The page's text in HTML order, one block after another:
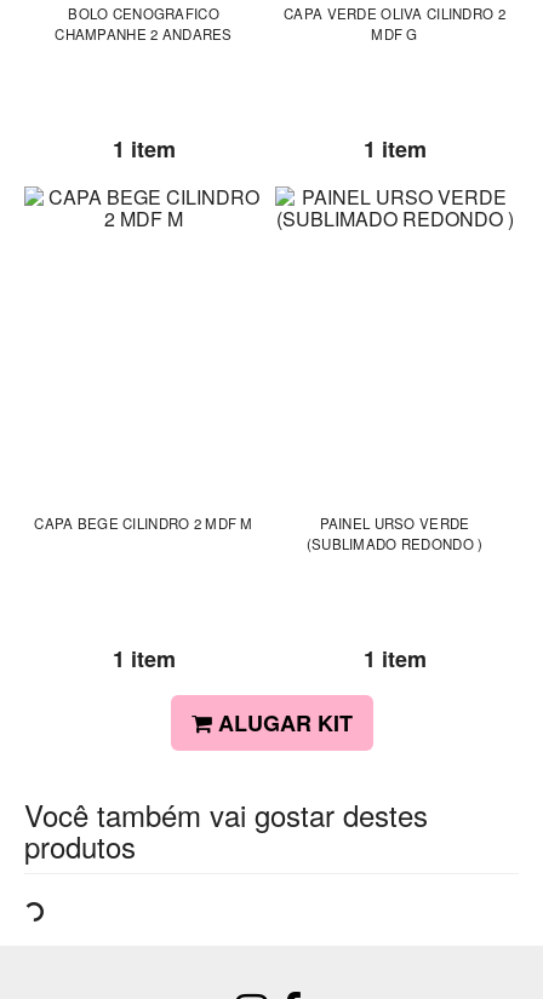
BOLO CENOGRAFICO
CHAMPANHE 2 ANDARES
1 item
CAPA VERDE OLIVA CILINDRO 2
MDF G
1 item
CAPA BEGE CILINDRO 2 MDF M
1 item
PAINEL URSO VERDE
(SUBLIMADO REDONDO )
1 item
ALUGAR KIT
Você também vai gostar destes
produtos